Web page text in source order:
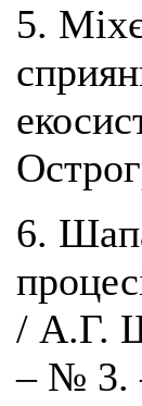
5.
6.
/ А.Г.
– № 3.